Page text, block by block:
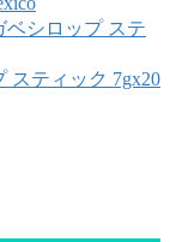
ベシロップ ステ
スティック 7gx20